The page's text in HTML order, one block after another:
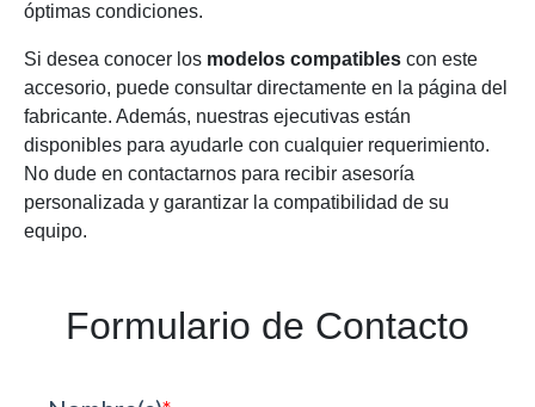
óptimas condiciones.
Si desea conocer los modelos compatibles con este
accesorio, puede consultar directamente en la página del
fabricante. Además, nuestras ejecutivas están
disponibles para ayudarle con cualquier requerimiento.
No dude en contactarnos para recibir asesoría
personalizada y garantizar la compatibilidad de su
equipo.
Formulario de Contacto